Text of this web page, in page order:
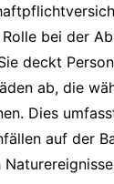
bei der
deckt
ab, die
Dies
auf der